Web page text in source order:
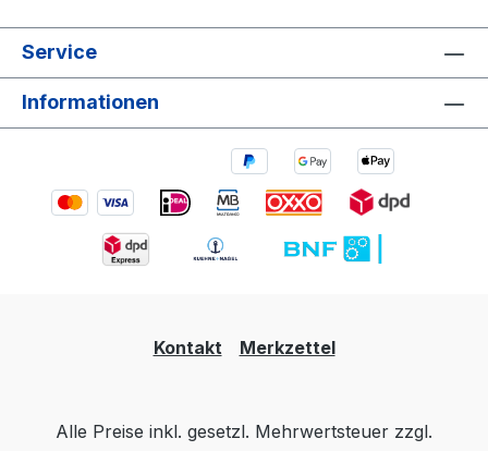
Service
Informationen
Kontakt Merkzettel
Alle Preise inkl. gesetzl. Mehrwertsteuer zzgl.